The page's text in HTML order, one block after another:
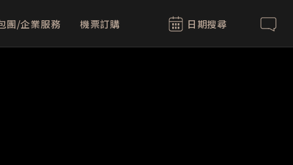
團/企業服務 機票訂購 日期搜尋
聯絡我